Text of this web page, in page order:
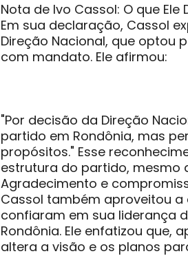
Nota de Ivo Cassol: O que Ele
Em sua declaração, Cassol
Direção Nacional, que optou
com mandato. Ele afirmou:
"Por decisão da Direção
partido em Rondônia, mas
propósitos." Esse
estrutura do partido, mesmo
Agradecimento e
Cassol também aproveitou
confiaram em sua liderança
Rondônia. Ele enfatizou que,
altera a visão e os planos